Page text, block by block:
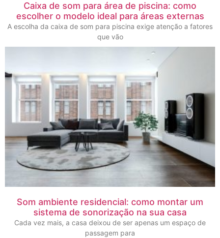
Caixa de som para área de piscina: como
escolher o modelo ideal para áreas externas
A escolha da caixa de som para piscina exige atenção a fatores
que vão
Som ambiente residencial: como montar um
sistema de sonorização na sua casa
Cada vez mais, a casa deixou de ser apenas um espaço de
passagem para